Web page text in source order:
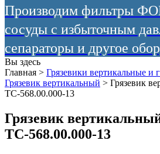
Производим фильтры
сосуды с избыточным
сепараторы и другое
Вы здесь
Главная > Грязевики вертикальные и
Грязевик вертикальный > Грязевик
ТС-568.00.000-13
Грязевик
ТС-568.00.000-13